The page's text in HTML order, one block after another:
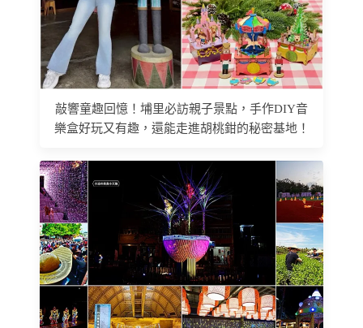
敲響童趣回憶！埔里必訪親子景點，手作DIY音
樂盒好玩又有趣，還能走進胡桃鉗的秘密基地！